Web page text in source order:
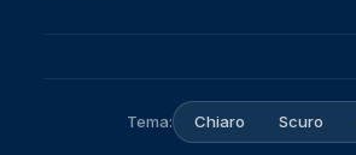
Tema: Chiaro Scuro